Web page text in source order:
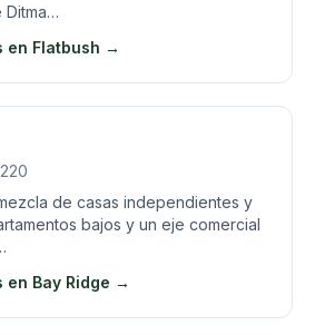
Ditma…
en Flatbush →
de casas independientes y
bajos y un eje comercial
en Bay Ridge →